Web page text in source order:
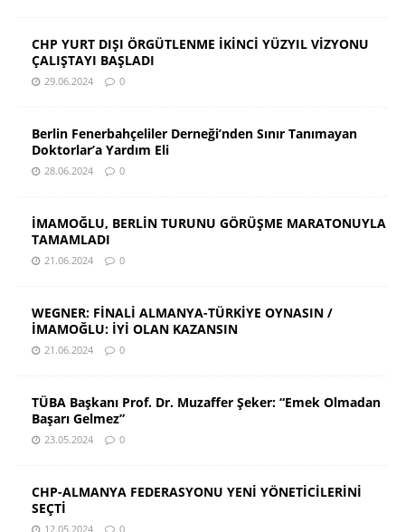
CHP YURT DIŞI ÖRGÜTLENME İKİNCİ YÜZYIL VİZYONU
ÇALIŞTAYI BAŞLADI
29.06.2024 0
Berlin Fenerbahçeliler Derneği’nden Sınır Tanımayan
Doktorlar’a Yardım Eli
28.06.2024 0
İMAMOĞLU, BERLİN TURUNU GÖRÜŞME MARATONUYLA
TAMAMLADI
21.06.2024 0
WEGNER: FİNALİ ALMANYA-TÜRKİYE OYNASIN /
İMAMOĞLU: İYİ OLAN KAZANSIN
21.06.2024 0
TÜBA Başkanı Prof. Dr. Muzaffer Şeker: “Emek Olmadan
Başarı Gelmez”
23.05.2024 0
CHP-ALMANYA FEDERASYONU YENİ YÖNETİCİLERİNİ
SEÇTİ
12.05.2024 0